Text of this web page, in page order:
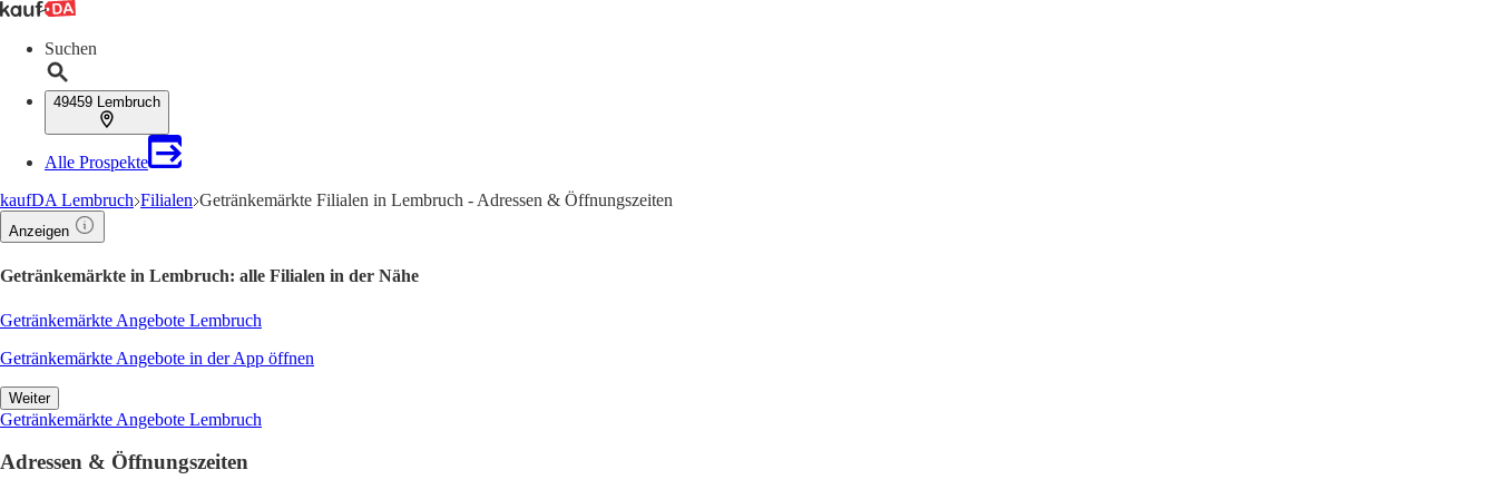
Suchen
49459 Lembruch
Alle Prospekte
kaufDA Lembruch Filialen Getränkemärkte Filialen in Lembruch - Adressen & Öffnungszeiten
Anzeigen
Getränkemärkte in Lembruch: alle Filialen in der Nähe
Getränkemärkte Angebote Lembruch
Getränkemärkte Angebote in der App öffnen
Weiter
Getränkemärkte Angebote Lembruch
Adressen & Öffnungszeiten